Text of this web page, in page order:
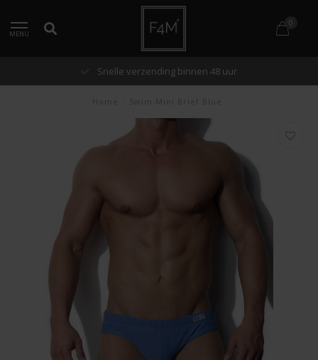
MENU
0
Snelle verzending binnen 48 uur